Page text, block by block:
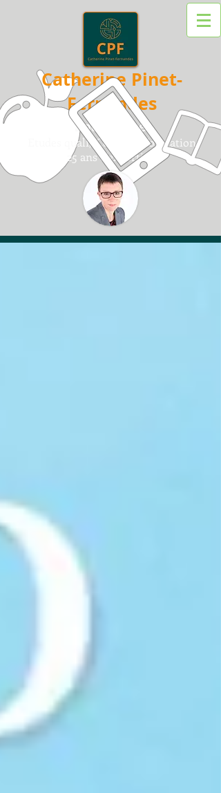
Catherine Pinet-
Fernandes
Sociologue
Etudes quali/Conseil / Formation
25 ans d'expertise